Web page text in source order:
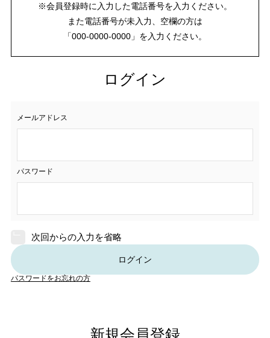
※会員登録時に入力した電話番号を入力ください。
また電話番号が未入力、空欄の方は
「000-0000-0000」を入力ください。
ログイン
メールアドレス
パスワード
次回からの入力を省略
ログイン
パスワードをお忘れの方
新規会員登録